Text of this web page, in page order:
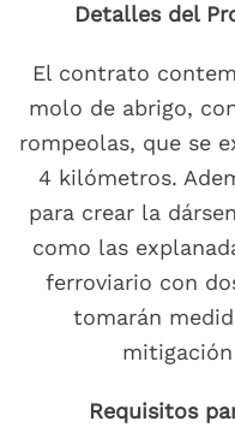
Detalles del
El contrato
molo de abrigo,
rompeolas, que se
4 kilómetros.
para crear la
como las
ferroviario con
tomarán
Requisitos